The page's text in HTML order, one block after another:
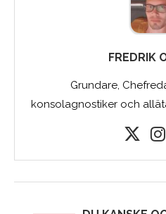
FREDRIK
Grundare,
konsolagnostiker och